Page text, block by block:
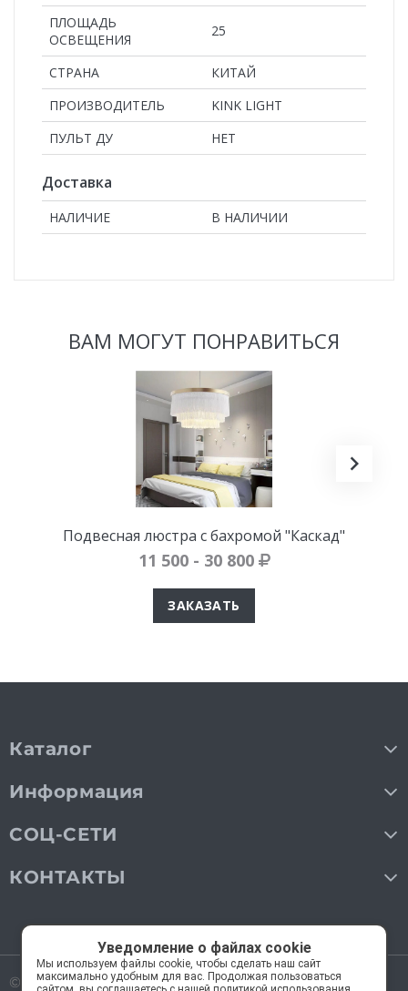
ПЛОЩАДЬ
ОСВЕЩЕНИЯ
25
СТРАНА
КИТАЙ
ПРОИЗВОДИТЕЛЬ
KINK LIGHT
ПУЛЬТ ДУ
НЕТ
Доставка
НАЛИЧИЕ В НАЛИЧИИ
ВАМ МОГУТ ПОНРАВИТЬСЯ
Подвесная люстра с бахромой "Каскад"
11 500 - 30 800
ЗАКАЗАТЬ
Каталог
Информация
СОЦ-СЕТИ
КОНТАКТЫ
© 2018—2026 Мос Люстры.Все права защищены
Уведомление о файлах cookie
Мы используем файлы cookie, чтобы сделать наш сайт
максимально удобным для вас. Продолжая пользоваться